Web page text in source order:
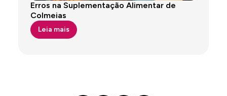
Erros na Suplementação Alimentar de
Colmeias
Leia mais